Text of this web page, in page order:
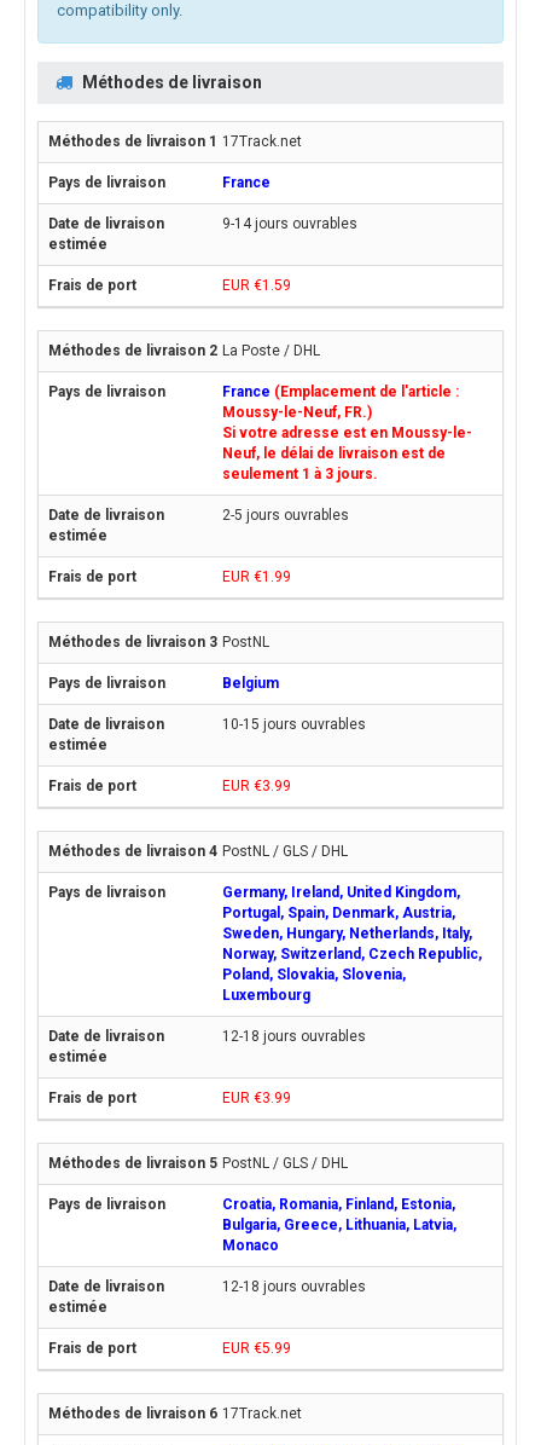
compatibility only.
Méthodes de livraison
17Track.net
France
9-14 jours ouvrables
EUR €1.59
La Poste / DHL
France (Emplacement de l'article :
Moussy-le-Neuf, FR.)
Si votre adresse est en Moussy-le-
Neuf, le délai de livraison est de
seulement 1 à 3 jours.
2-5 jours ouvrables
EUR €1.99
PostNL
Belgium
10-15 jours ouvrables
EUR €3.99
PostNL / GLS / DHL
Germany, Ireland, United Kingdom,
Portugal, Spain, Denmark, Austria,
Sweden, Hungary, Netherlands, Italy,
Norway, Switzerland, Czech Republic,
Poland, Slovakia, Slovenia,
Luxembourg
12-18 jours ouvrables
EUR €3.99
PostNL / GLS / DHL
Croatia, Romania, Finland, Estonia,
Bulgaria, Greece, Lithuania, Latvia,
Monaco
12-18 jours ouvrables
EUR €5.99
17Track.net